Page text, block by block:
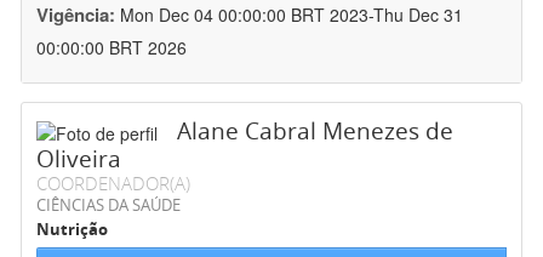
Vigência: Mon Dec 04 00:00:00 BRT 2023-Thu Dec 31
00:00:00 BRT 2026
Alane Cabral Menezes de
Oliveira
COORDENADOR(A)
CIÊNCIAS DA SAÚDE
Nutrição